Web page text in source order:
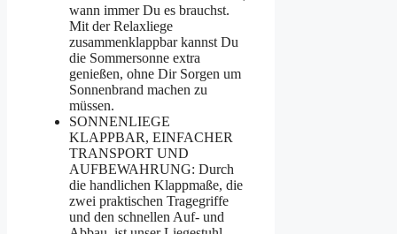
wann immer Du es brauchst.
Mit der Relaxliege
zusammenklappbar kannst Du
die Sommersonne extra
genießen, ohne Dir Sorgen um
Sonnenbrand machen zu
müssen.
SONNENLIEGE
KLAPPBAR, EINFACHER
TRANSPORT UND
AUFBEWAHRUNG: Durch
die handlichen Klappmaße, die
zwei praktischen Tragegriffe
und den schnellen Auf- und